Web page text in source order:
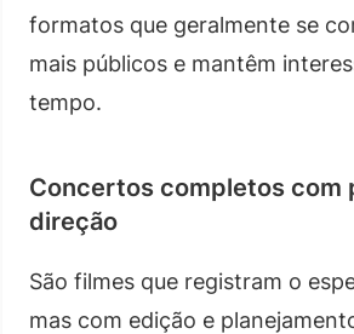
formatos que geralmente se
mais públicos e mantêm
tempo.
Concertos completos com
direção
São filmes que registram o
mas com edição e